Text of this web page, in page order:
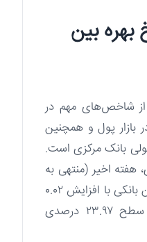
بهره بین
از شاخص‌های مهم در
بازار پول و همچنین
بانک مرکزی است.
هفته اخیر (منتهی به
۹ خرداد ۱۴۰۴) نرخ بهره بین بانکی با افزایش ۰.۰۲
درصدی همراه شد و در سطح ۲۳.۹۷ درصدی